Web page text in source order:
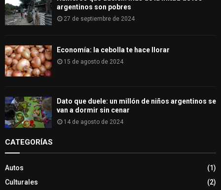
argentinos son pobres
27 de septiembre de 2024
Economía: la cebolla te hace llorar
15 de agosto de 2024
Dato que duele: un millón de niños argentinos se
van a dormir sin cenar
14 de agosto de 2024
CATEGORÍAS
Autos
(1)
Culturales
(2)